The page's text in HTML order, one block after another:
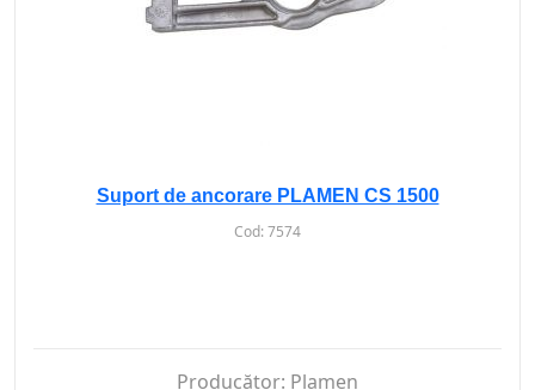
Suport de ancorare PLAMEN CS 1500
Cod:7574
Producător: Plamen